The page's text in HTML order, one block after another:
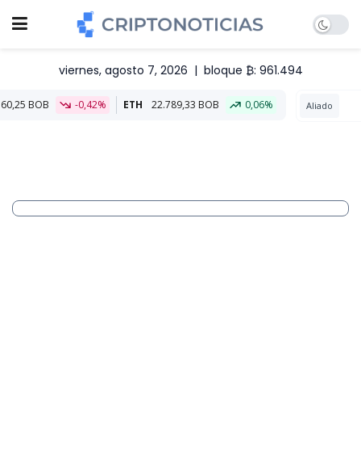
viernes, agosto 7, 2026 | bloque ₿: 961.494
ETH 22.789,33 BOB 0,06% Aliado